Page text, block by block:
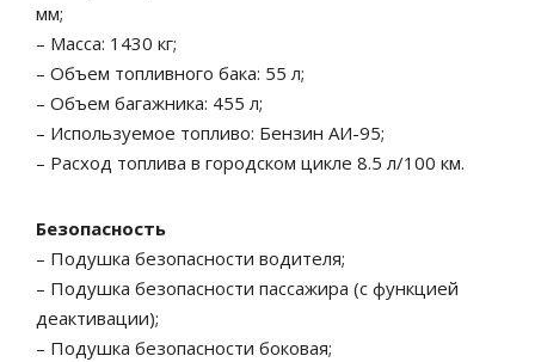
мм;
– Масса: 1430 кг;
– Объем топливного бака: 55 л;
– Объем багажника: 455 л;
– Используемое топливо: Бензин АИ-95;
– Расход топлива в городском цикле 8.5 л/100 км.
Безопасность
– Подушка безопасности водителя;
– Подушка безопасности пассажира (с функцией
деактивации);
– Подушка безопасности боковая;